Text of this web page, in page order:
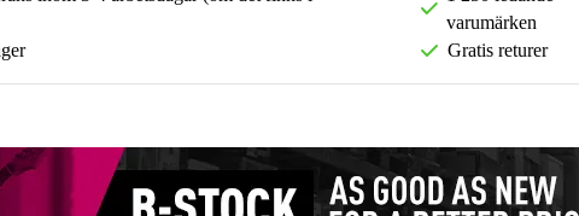
varumärken
Gratis returer